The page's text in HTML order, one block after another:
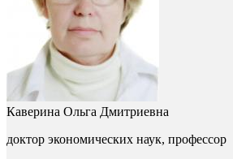
Каверина Ольга Дмитриевна
доктор экономических наук, профессор